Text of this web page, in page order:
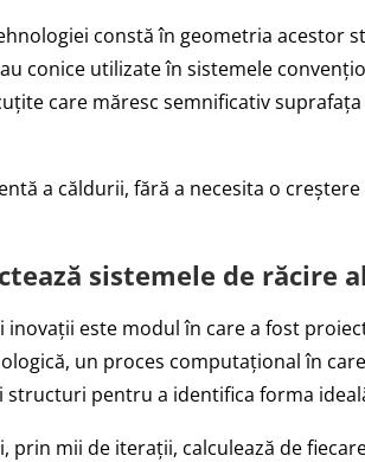
constă în geometria acestor
conice utilizate în sistemele
care măresc semnificativ
a căldurii, fără a necesita o
sistemele de răcire
inovații este modul în care a fost
un proces computațional în
pentru a identifica forma
mii de iterații, calculează de